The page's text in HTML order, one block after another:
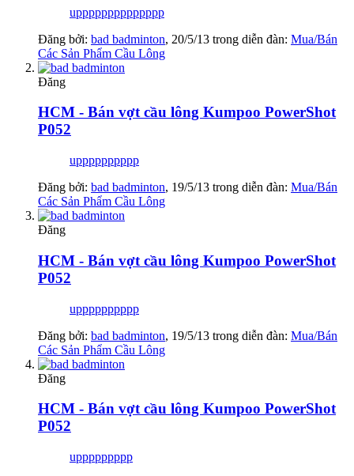
upppppppppppppp
Đăng bởi: bad badminton, 20/5/13 trong diễn đàn: Mua/Bán
Các Sản Phẩm Cầu Lông
Đăng
HCM - Bán vợt cầu lông Kumpoo PowerShot
P052
upppppppppp
Đăng bởi: bad badminton, 19/5/13 trong diễn đàn: Mua/Bán
Các Sản Phẩm Cầu Lông
Đăng
HCM - Bán vợt cầu lông Kumpoo PowerShot
P052
upppppppppp
Đăng bởi: bad badminton, 19/5/13 trong diễn đàn: Mua/Bán
Các Sản Phẩm Cầu Lông
Đăng
HCM - Bán vợt cầu lông Kumpoo PowerShot
P052
uppppppppp